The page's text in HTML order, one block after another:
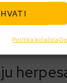
Politika kolačića